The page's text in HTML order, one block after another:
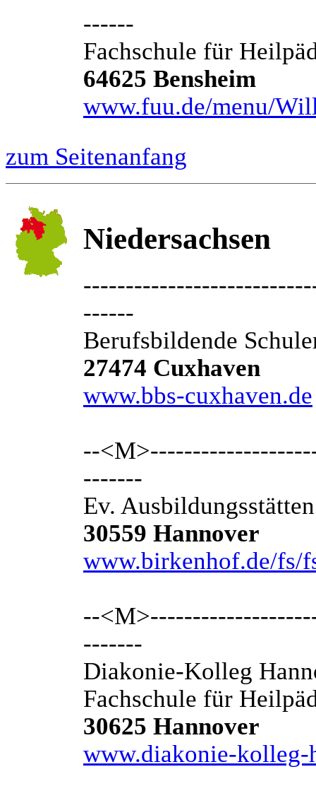
------
Fachschule für
64625 Bensheim
www.fuu.de/menu/
zum Seitenanfang
Niedersachsen
------
Berufsbildende
27474 Cuxhaven
www.bbs-cuxhaven.de
--
-------
Ev.
30559 Hannover
www.birkenhof.de/fs/
--
-------
Diakonie-Kolleg
Fachschule für
30625 Hannover
www.diakonie-kolleg-